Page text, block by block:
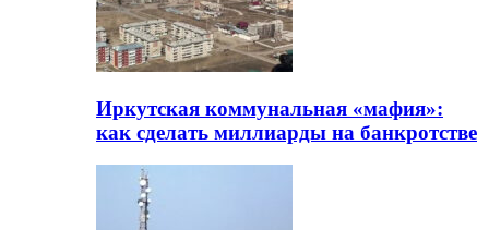
Иркутская коммунальная «мафия»:
как сделать миллиарды на банкротстве